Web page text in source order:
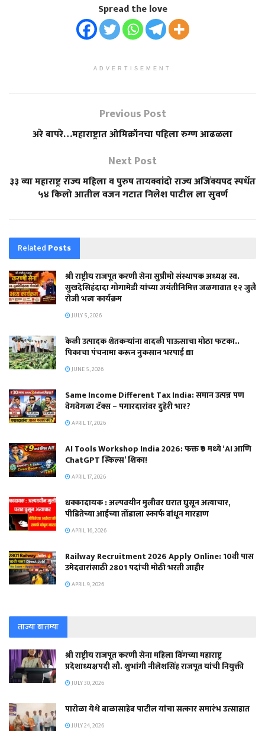
Spread the love
ADVERTISEMENT
Previous Post
अरे बापरे…महाराष्ट्रात ओमिक्रॉनचा पहिला रुग्ण आढळला
Next Post
३३ व्या महाराष्ट्र राज्य महिला व पुरुष तायक्वांदो राज्य अजिंक्यपद स्पर्धेत
५४ किलो आतील वजन गटात निलेश पाटील ला सुवर्ण
Related Posts
श्री राष्ट्रीय राजपूत करणी सेना सुप्रीमो संस्थापक अध्यक्ष स्व.
सुखदेसिहंदादा गोगामेडी यांच्या जयंतीनिमित्त जळगावात १२ जुलै
रोजी भव्य कार्यक्रम
JULY 5, 2026
केळी उत्पादक शेतकऱ्यांना वादळी पाऊसाचा मोठा फटका..
पिकाचा पंचनामा करून नुकसान भरपाई द्या
JUNE 5, 2026
Same Income Different Tax India: समान उत्पन्न पण
वेगवेगळा टॅक्स – पगारदारांवर दुहेरी भार?
APRIL 17, 2026
AI Tools Workshop India 2026: फक्त ₹9 मध्ये ‘AI आणि
ChatGPT स्किल्स’ शिका!
APRIL 17, 2026
धक्कादायक : अल्पवयीन मुलीवर घरात घुसून अत्याचार,
पीडितेच्या आईच्या तोंडाला स्कार्फ बांधून मारहाण
APRIL 16, 2026
Railway Recruitment 2026 Apply Online: 10वी पास
उमेदवारांसाठी 2801 पदांची मोठी भरती जाहीर
APRIL 9, 2026
ताज्या बातम्या
श्री राष्ट्रीय राजपूत करणी सेना महिला विंगच्या महाराष्ट्र
प्रदेशाध्यक्षपदी सौ. शुभांगी नीलेशसिंह राजपूत यांची नियुक्ती
JULY 30, 2026
पारोळा येथे बाळासाहेब पाटील यांचा सत्कार समारंभ उत्साहात
JULY 24, 2026